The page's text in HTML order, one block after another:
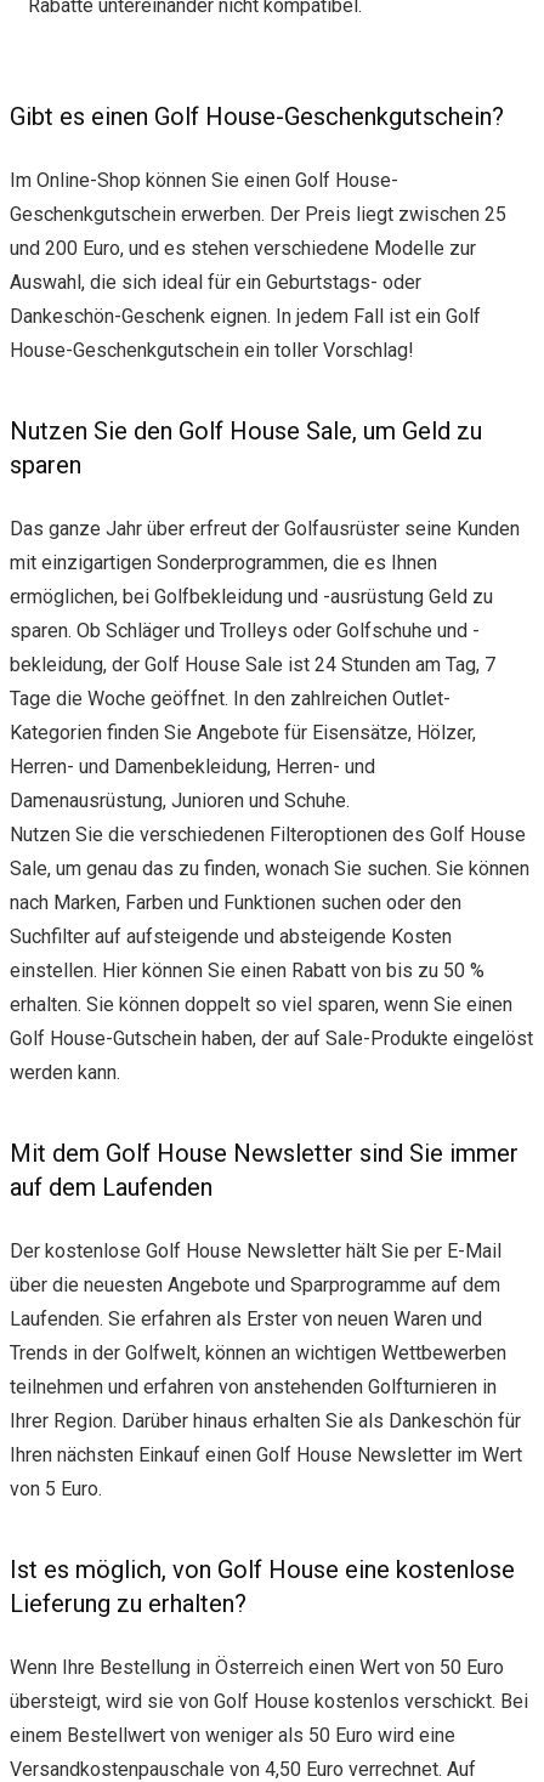
Rabatte untereinander nicht kompatibel.
Gibt es einen Golf House-Geschenkgutschein?
Im Online-Shop können Sie einen Golf House-
Geschenkgutschein erwerben. Der Preis liegt zwischen 25
und 200 Euro, und es stehen verschiedene Modelle zur
Auswahl, die sich ideal für ein Geburtstags- oder
Dankeschön-Geschenk eignen. In jedem Fall ist ein Golf
House-Geschenkgutschein ein toller Vorschlag!
Nutzen Sie den Golf House Sale, um Geld zu
sparen
Das ganze Jahr über erfreut der Golfausrüster seine Kunden
mit einzigartigen Sonderprogrammen, die es Ihnen
ermöglichen, bei Golfbekleidung und -ausrüstung Geld zu
sparen. Ob Schläger und Trolleys oder Golfschuhe und -
bekleidung, der Golf House Sale ist 24 Stunden am Tag, 7
Tage die Woche geöffnet. In den zahlreichen Outlet-
Kategorien finden Sie Angebote für Eisensätze, Hölzer,
Herren- und Damenbekleidung, Herren- und
Damenausrüstung, Junioren und Schuhe.
Nutzen Sie die verschiedenen Filteroptionen des Golf House
Sale, um genau das zu finden, wonach Sie suchen. Sie können
nach Marken, Farben und Funktionen suchen oder den
Suchfilter auf aufsteigende und absteigende Kosten
einstellen. Hier können Sie einen Rabatt von bis zu 50 %
erhalten. Sie können doppelt so viel sparen, wenn Sie einen
Golf House-Gutschein haben, der auf Sale-Produkte eingelöst
werden kann.
Mit dem Golf House Newsletter sind Sie immer
auf dem Laufenden
Der kostenlose Golf House Newsletter hält Sie per E-Mail
über die neuesten Angebote und Sparprogramme auf dem
Laufenden. Sie erfahren als Erster von neuen Waren und
Trends in der Golfwelt, können an wichtigen Wettbewerben
teilnehmen und erfahren von anstehenden Golfturnieren in
Ihrer Region. Darüber hinaus erhalten Sie als Dankeschön für
Ihren nächsten Einkauf einen Golf House Newsletter im Wert
von 5 Euro.
Ist es möglich, von Golf House eine kostenlose
Lieferung zu erhalten?
Wenn Ihre Bestellung in Österreich einen Wert von 50 Euro
übersteigt, wird sie von Golf House kostenlos verschickt. Bei
einem Bestellwert von weniger als 50 Euro wird eine
Versandkostenpauschale von 4,50 Euro verrechnet. Auf